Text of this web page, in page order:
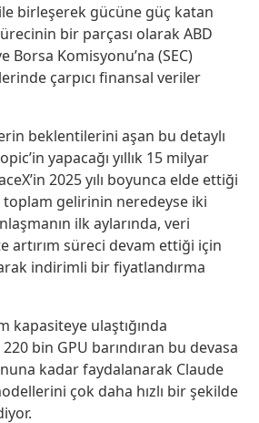
birleşerek gücüne güç katan
bir parçası olarak ABD
Borsa Komisyonu’na (SEC)
çarpıcı finansal veriler
beklentilerini aşan bu detaylı
yapacağı yıllık 15 milyar
2025 yılı boyunca elde ettiği
toplam gelirinin neredeyse iki
ilk aylarında, veri
artırım süreci devam ettiği için
indirimli bir fiyatlandırma
kapasiteye ulaştığında
bin GPU barındıran bu devasa
kadar faydalanarak Claude
çok daha hızlı bir şekilde